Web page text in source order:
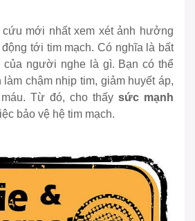
mới nhất xem xét ảnh hưởng
tới tim mạch. Có nghĩa là bất
của người nghe là gì. Bạn có thể
chậm nhịp tim, giảm huyết áp,
Từ đó, cho thấy sức mạnh
bảo vệ hệ tim mạch.